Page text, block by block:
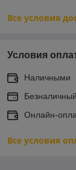
Все условия
Условия
Наличными
Онлайн-
Все условия